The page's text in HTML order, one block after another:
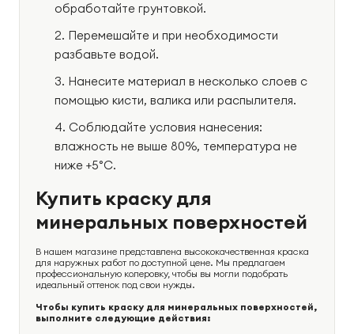
обработайте грунтовкой.
Перемешайте и при необходимости
разбавьте водой.
Нанесите материал в несколько слоев с
помощью кисти, валика или распылителя.
Соблюдайте условия нанесения:
влажность не выше 80%, температура не
ниже +5°C.
Купить краску для
минеральных поверхностей
В нашем магазине представлена высококачественная краска
для наружных работ по доступной цене. Мы предлагаем
профессиональную колеровку, чтобы вы могли подобрать
идеальный оттенок под свои нужды.
Чтобы купить краску для минеральных поверхностей,
выполните следующие действия: